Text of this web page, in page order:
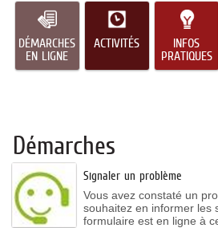
DÉMARCHES
EN LIGNE
ACTIVITÉS
INFOS
PRATIQUES
Démarches
Signaler un problème
Vous avez constaté un
souhaitez en informer les
formulaire est en ligne à